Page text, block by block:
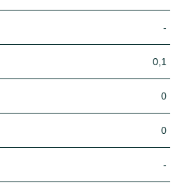
-
0,1
0
0
-